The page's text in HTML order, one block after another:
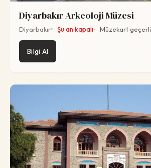
Diyarbakır Arkeoloji Müzesi
Diyarbakır Şu an kapalı Müzekart geçerli
Bilgi Al